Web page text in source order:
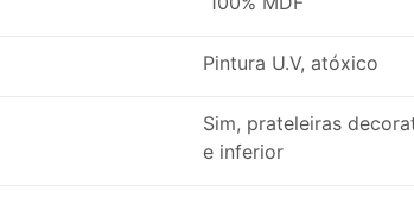
Pintura U.V, atóxico
Sim, prateleiras
e inferior